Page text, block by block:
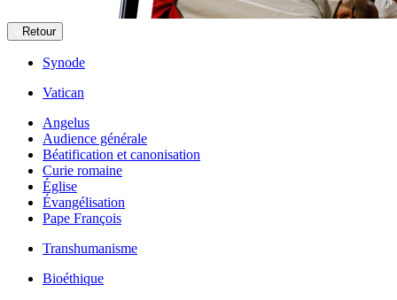
Retour
Synode
Vatican
Angelus
Audience générale
Béatification et canonisation
Curie romaine
Église
Évangélisation
Pape François
Transhumanisme
Bioéthique